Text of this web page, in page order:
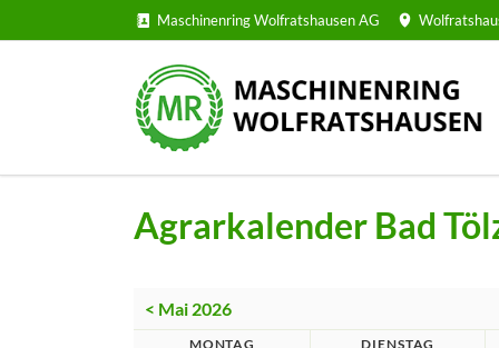
Maschinenring Wolfratshausen AG
Agrarkalender Bad
< Mai 2026
MONTAG DIENSTAG